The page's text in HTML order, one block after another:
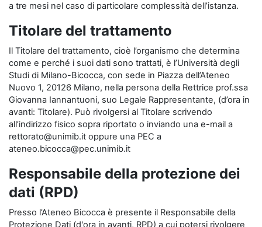
a tre mesi nel caso di particolare complessità dell’istanza.
Titolare del trattamento
Il Titolare del trattamento, cioè l’organismo che determina
come e perché i suoi dati sono trattati, è l’Università degli
Studi di Milano-Bicocca, con sede in Piazza dell’Ateneo
Nuovo 1, 20126 Milano, nella persona della Rettrice prof.ssa
Giovanna Iannantuoni, suo Legale Rappresentante, (d’ora in
avanti: Titolare). Può rivolgersi al Titolare scrivendo
all’indirizzo fisico sopra riportato o inviando una e-mail a
rettorato@unimib.it oppure una PEC a
ateneo.bicocca@pec.unimib.it
Responsabile della protezione dei
dati (RPD)
Presso l’Ateneo Bicocca è presente il Responsabile della
Protezione Dati (d'ora in avanti, RPD) a cui potersi rivolgere